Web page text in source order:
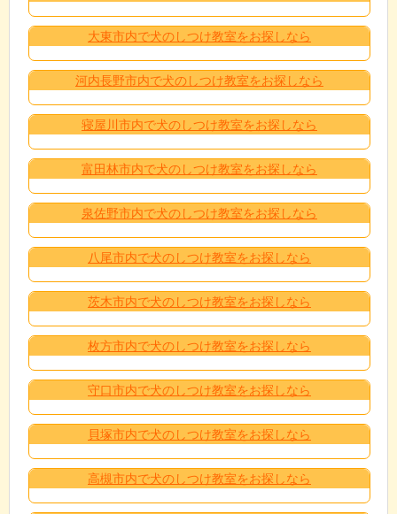
大東市内で犬のしつけ教室をお探しなら
河内長野市内で犬のしつけ教室をお探しなら
寝屋川市内で犬のしつけ教室をお探しなら
富田林市内で犬のしつけ教室をお探しなら
泉佐野市内で犬のしつけ教室をお探しなら
八尾市内で犬のしつけ教室をお探しなら
茨木市内で犬のしつけ教室をお探しなら
枚方市内で犬のしつけ教室をお探しなら
守口市内で犬のしつけ教室をお探しなら
貝塚市内で犬のしつけ教室をお探しなら
高槻市内で犬のしつけ教室をお探しなら